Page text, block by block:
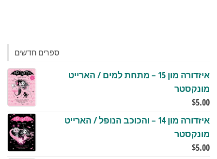
ספרים חדשים
איזדורה מון 15 – מתחת למים / הארייט
מונקסטר
$5.00
איזדורה מון 14 – והכוכב הנופל / הארייט
מונקסטר
$5.00